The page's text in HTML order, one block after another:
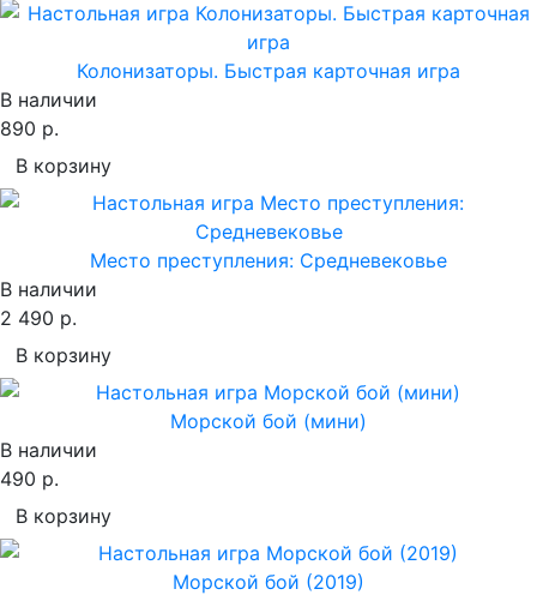
Колонизаторы. Быстрая карточная игра
В наличии
890 р.
В корзину
Место преступления: Средневековье
В наличии
2 490 р.
В корзину
Морской бой (мини)
В наличии
490 р.
В корзину
Морской бой (2019)